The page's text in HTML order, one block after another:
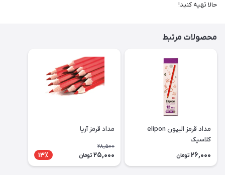
حالا تهیه کنید!
محصولات مرتبط
مداد قرمز الیپون elipon
کلاسیک
26,000 تومان
مداد قرمز آریا
28,500
25,000 تومان 13٪